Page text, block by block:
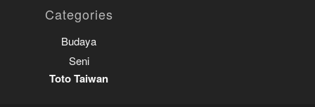
Categories
Budaya
Seni
Toto Taiwan